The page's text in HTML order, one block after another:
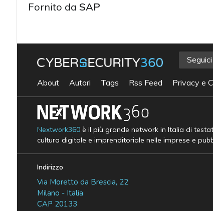
Fornito da SAP
Seguici
About Autori Tags Rss Feed Privacy e
Nextwork360è il più grande network in Italia di
cultura digitale e imprenditoriale nelle imprese e
Indirizzo
Via Moretto da Brescia, 22
Milano - Italia
CAP 20133